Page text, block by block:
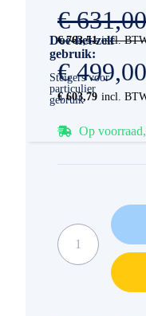
Doe-het-zelf
gebruik:
Steigers voor
particulier
gebruik
€ 763,51
€ 631,00
€ 603,79
€ 499,00
Op